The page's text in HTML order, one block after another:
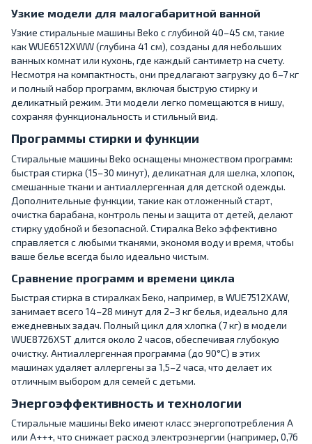
Узкие модели для малогабаритной ванной
Узкие стиральные машины Beko с глубиной 40–45 см, такие
как WUE6512XWW (глубина 41 см), созданы для небольших
ванных комнат или кухонь, где каждый сантиметр на счету.
Несмотря на компактность, они предлагают загрузку до 6–7 кг
и полный набор программ, включая быструю стирку и
деликатный режим. Эти модели легко помещаются в нишу,
сохраняя функциональность и стильный вид.
Программы стирки и функции
Стиральные машины Beko оснащены множеством программ:
быстрая стирка (15–30 минут), деликатная для шелка, хлопок,
смешанные ткани и антиаллергенная для детской одежды.
Дополнительные функции, такие как отложенный старт,
очистка барабана, контроль пены и защита от детей, делают
стирку удобной и безопасной. Стиралка Beko эффективно
справляется с любыми тканями, экономя воду и время, чтобы
ваше белье всегда было идеально чистым.
Сравнение программ и времени цикла
Быстрая стирка в стиралках Беко, например, в WUE7512XAW,
занимает всего 14–28 минут для 2–3 кг белья, идеально для
ежедневных задач. Полный цикл для хлопка (7 кг) в модели
WUE8726XST длится около 2 часов, обеспечивая глубокую
очистку. Антиаллергенная программа (до 90°C) в этих
машинах удаляет аллергены за 1,5–2 часа, что делает их
отличным выбором для семей с детьми.
Энергоэффективность и технологии
Стиральные машины Beko имеют класс энергопотребления A
или A+++, что снижает расход электроэнергии (например, 0,76